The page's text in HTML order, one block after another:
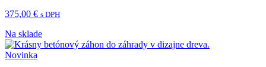
375,00 € s DPH
Na sklade
Novinka